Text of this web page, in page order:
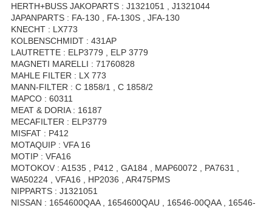
HERTH+BUSS JAKOPARTS : J1321051 , J1321044
JAPANPARTS : FA-130 , FA-130S , JFA-130
KNECHT : LX773
KOLBENSCHMIDT : 431AP
LAUTRETTE : ELP3779 , ELP 3779
MAGNETI MARELLI : 71760828
MAHLE FILTER : LX 773
MANN-FILTER : C 1858/1 , C 1858/2
MAPCO : 60311
MEAT & DORIA : 16187
MECAFILTER : ELP3779
MISFAT : P412
MOTAQUIP : VFA 16
MOTIP : VFA16
MOTOKOV : A1535 , P412 , GA184 , MAP60072 , PA7631 ,
WA50224 , VFA16 , HP2036 , AR475PMS
NIPPARTS : J1321051
NISSAN : 1654600QAA , 1654600QAU , 16546-00QAA , 16546-